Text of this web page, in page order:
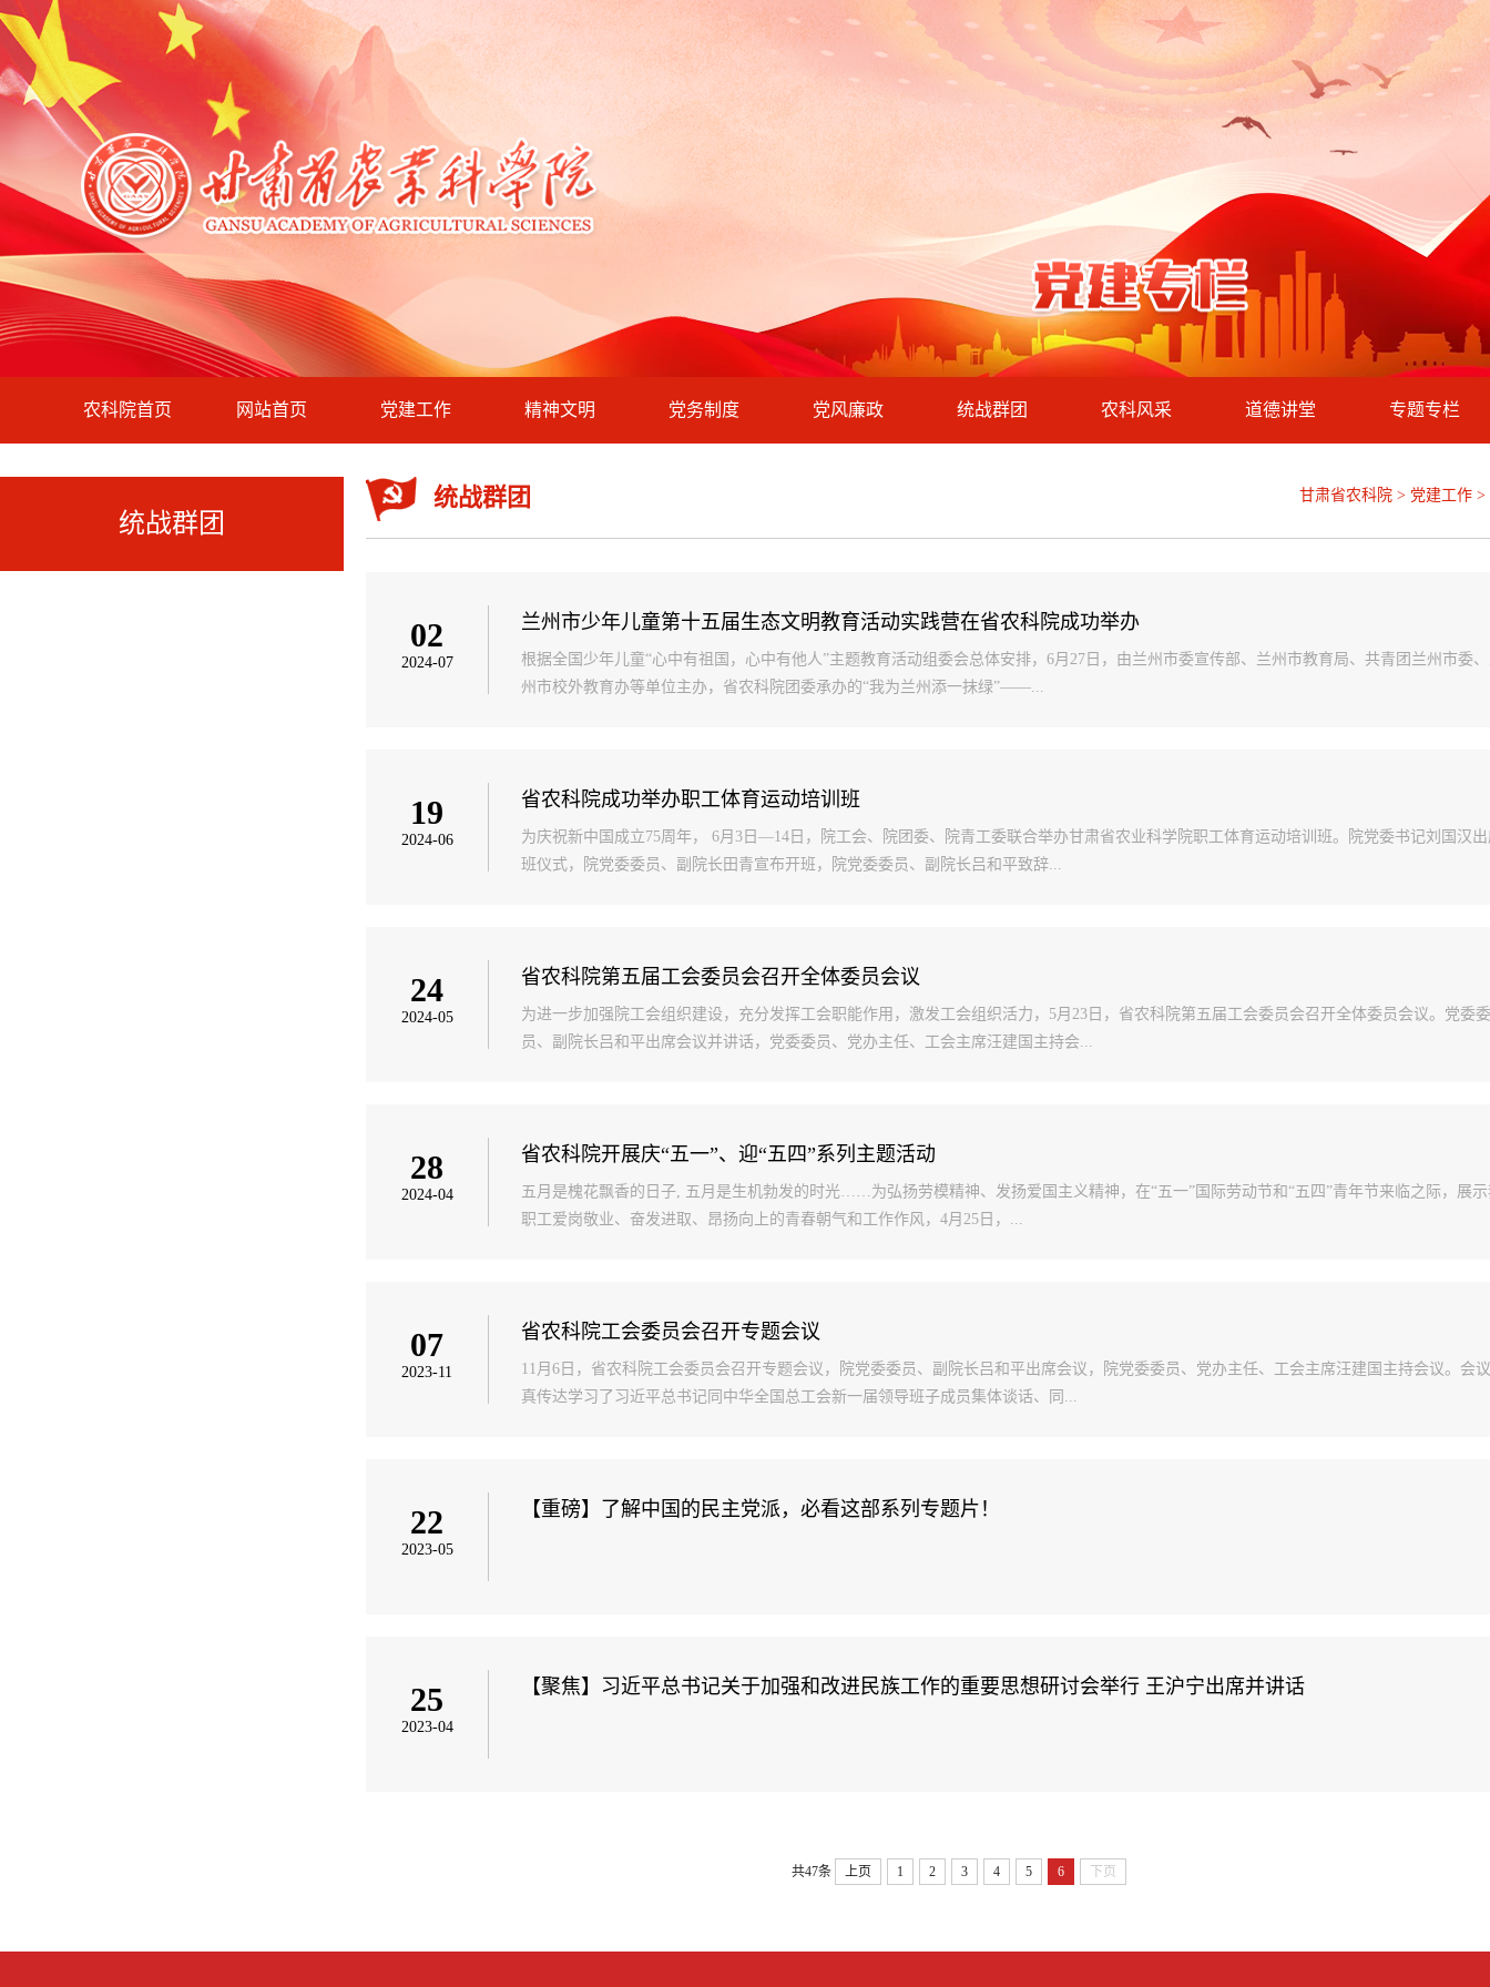
农科院首页 网站首页 党建工作 精神文明 党务制度 党风廉政 统战群团 农科风采 道德讲堂 专题专栏
统战群团
统战群团 甘肃省农科院 > 党建工作 >
02
2024-07
兰州市少年儿童第十五届生态文明教育活动实践营在省农科院成功举办
根据全国少年儿童“心中有祖国，心中有他人”主题教育活动组委会总体安排，6月27日，由兰州市委宣传部、兰州市教育局、共青团兰州市委
州市校外教育办等单位主办，省农科院团委承办的“我为兰州添一抹绿”——...
19
2024-06
省农科院成功举办职工体育运动培训班
为庆祝新中国成立75周年， 6月3日—14日，院工会、院团委、院青工委联合举办甘肃省农业科学院职工体育运动培训班。院党委书记刘国汉
班仪式，院党委委员、副院长田青宣布开班，院党委委员、副院长吕和平致辞...
24
2024-05
省农科院第五届工会委员会召开全体委员会议
为进一步加强院工会组织建设，充分发挥工会职能作用，激发工会组织活力，5月23日，省农科院第五届工会委员会召开全体委员会议。党委委
员、副院长吕和平出席会议并讲话，党委委员、党办主任、工会主席汪建国主持会...
28
2024-04
省农科院开展庆“五一”、迎“五四”系列主题活动
五月是槐花飘香的日子, 五月是生机勃发的时光……为弘扬劳模精神、发扬爱国主义精神，在“五一”国际劳动节和“五四”青年节来临之际，展
职工爱岗敬业、奋发进取、昂扬向上的青春朝气和工作作风，4月25日，...
07
2023-11
省农科院工会委员会召开专题会议
11月6日，省农科院工会委员会召开专题会议，院党委委员、副院长吕和平出席会议，院党委委员、党办主任、工会主席汪建国主持会议。会
真传达学习了习近平总书记同中华全国总工会新一届领导班子成员集体谈话、同...
22
2023-05
【重磅】了解中国的民主党派，必看这部系列专题片！
25
2023-04
【聚焦】习近平总书记关于加强和改进民族工作的重要思想研讨会举行 王沪宁出席并讲话
共47条 上页 1 2 3 4 5 6 下页